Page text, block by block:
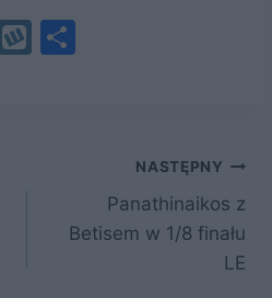
R
W
NASTĘPNY
Panathinaikos z
Betisem w 1/8 finału
LE